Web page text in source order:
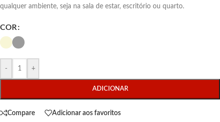
qualquer ambiente, seja na sala de estar, escritório ou quarto.
COR
- +
ADICIONAR
Compare Adicionar aos favoritos